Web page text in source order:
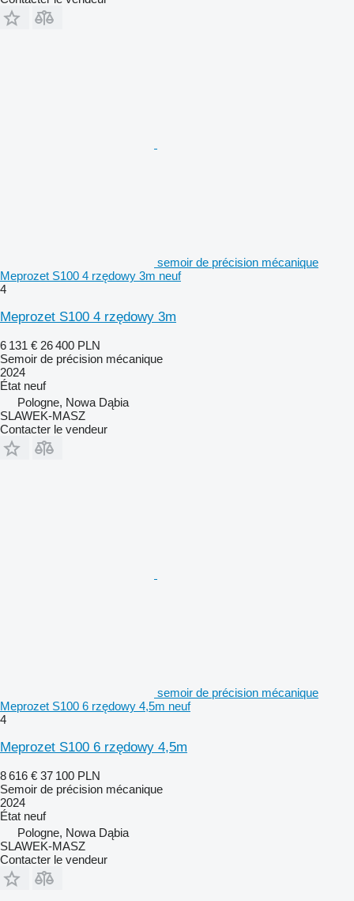
semoir de précision mécanique
Meprozet S100 4 rzędowy 3m neuf
4
Meprozet S100 4 rzędowy 3m
6 131 € 26 400 PLN
Semoir de précision mécanique
2024
État neuf
Pologne, Nowa Dąbia
SLAWEK-MASZ
Contacter le vendeur
semoir de précision mécanique
Meprozet S100 6 rzędowy 4,5m neuf
4
Meprozet S100 6 rzędowy 4,5m
8 616 € 37 100 PLN
Semoir de précision mécanique
2024
État neuf
Pologne, Nowa Dąbia
SLAWEK-MASZ
Contacter le vendeur